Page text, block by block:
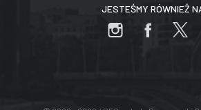
JESTEŚMY RÓWNIEŻ